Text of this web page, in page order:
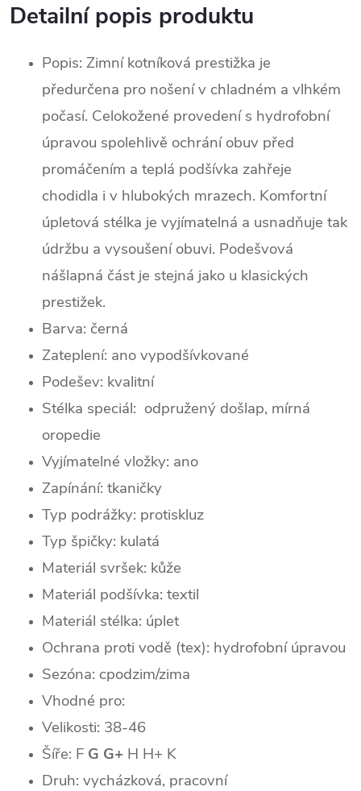
Detailní popis produktu
Popis: Zimní kotníková prestižka je
předurčena pro nošení v chladném a vlhkém
počasí. Celokožené provedení s hydrofobní
úpravou spolehlivě ochrání obuv před
promáčením a teplá podšívka zahřeje
chodidla i v hlubokých mrazech. Komfortní
úpletová stélka je vyjímatelná a usnadňuje tak
údržbu a vysoušení obuvi. Podešvová
nášlapná část je stejná jako u klasických
prestižek.
Barva: černá
Zateplení: ano vypodšívkované
Podešev: kvalitní
Stélka speciál: odpružený došlap, mírná
oropedie
Vyjímatelné vložky: ano
Zapínání: tkaničky
Typ podrážky: protiskluz
Typ špičky: kulatá
Materiál svršek: kůže
Materiál podšívka: textil
Materiál stélka: úplet
Ochrana proti vodě (tex): hydrofobní úpravou
Sezóna: cpodzim/zima
Vhodné pro:
Velikosti: 38-46
Šíře: F G G+ H H+ K
Druh: vycházková, pracovní